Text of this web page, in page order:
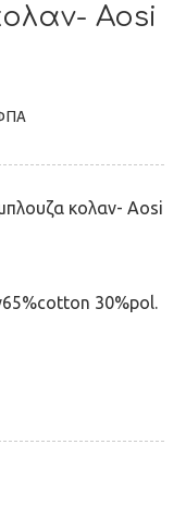
Aosi
κολαν- Aosi
30%pol.